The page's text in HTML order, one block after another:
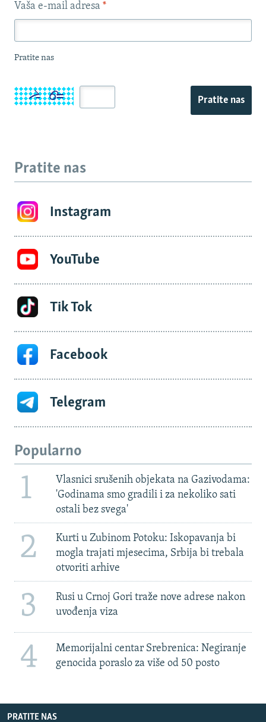
Vaša e-mail adresa *
Pratite nas
Pratite nas
Pratite nas
Instagram
YouTube
Tik Tok
Facebook
Telegram
Popularno
1
Vlasnici srušenih objekata na Gazivodama:
'Godinama smo gradili i za nekoliko sati
ostali bez svega'
2
Kurti u Zubinom Potoku: Iskopavanja bi
mogla trajati mjesecima, Srbija bi trebala
otvoriti arhive
3
Rusi u Crnoj Gori traže nove adrese nakon
uvođenja viza
4
Memorijalni centar Srebrenica: Negiranje
genocida poraslo za više od 50 posto
PRATITE NAS